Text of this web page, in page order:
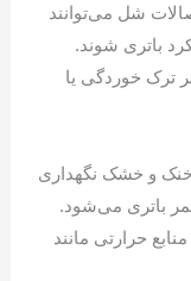
شل می‌توانند
باتری شوند.
ترک خوردگی یا
خنک و خشک نگهداری
باتری می‌شود.
حرارتی مانند